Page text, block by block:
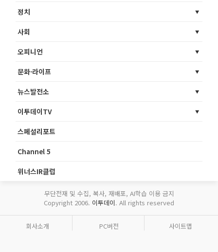
정치
사회
오피니언
문화·라이프
뉴스발전소
이투데이TV
스페셜리포트
Channel 5
위너스IR클럽
무단전재 및 수집, 복사, 재배포, AI학습 이용 금지
Copyright 2006. 이투데이. All rights reserved
회사소개 PC버전 사이트맵